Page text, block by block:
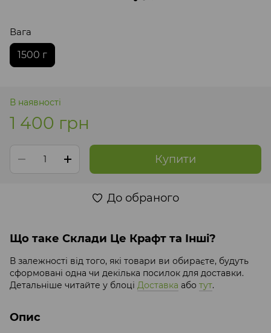
Вага
1500 г
В наявності
1 400 грн
Купити
До обраного
Що таке Склади Це Крафт та Інші?
В залежності від того, які товари ви обираєте, будуть
сформовані одна чи декілька посилок для доставки.
Детальніше читайте у блоці Доставка або тут.
Опис